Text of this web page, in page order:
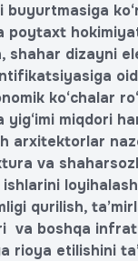
buyurtmasiga
poytaxt
shahar dizayni
ko‘chalar
miqdori
arxitektorlar
va
qurilish,
va boshqa
rioya etilishini